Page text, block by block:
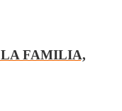
LA FAMILIA,